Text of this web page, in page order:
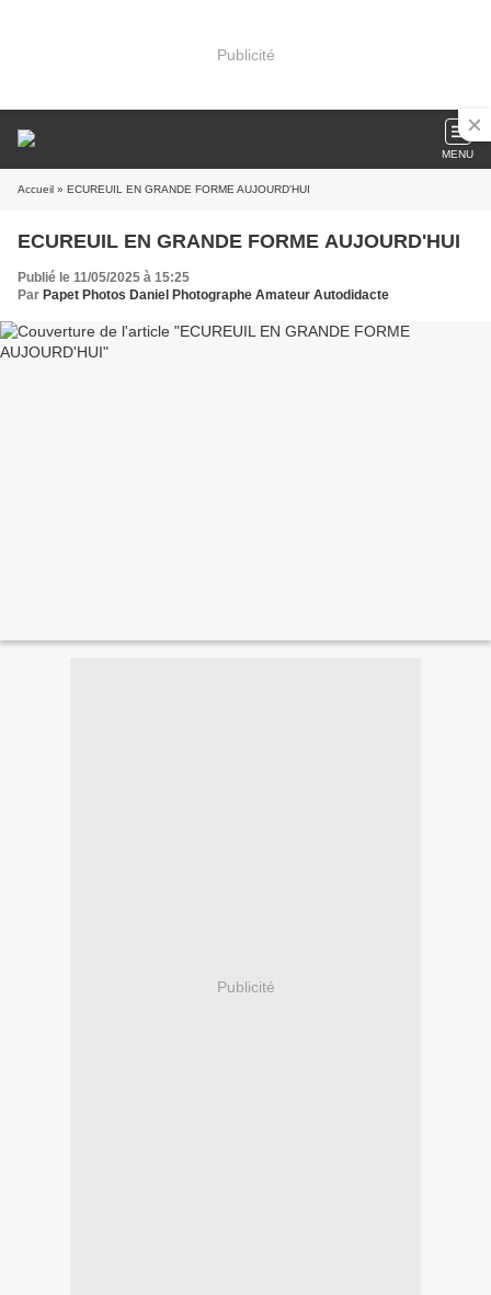
Publicité
MENU
Accueil » ECUREUIL EN GRANDE FORME AUJOURD'HUI
ECUREUIL EN GRANDE FORME AUJOURD'HUI
Publié le 11/05/2025 à 15:25
Par Papet Photos Daniel Photographe Amateur Autodidacte
Publicité